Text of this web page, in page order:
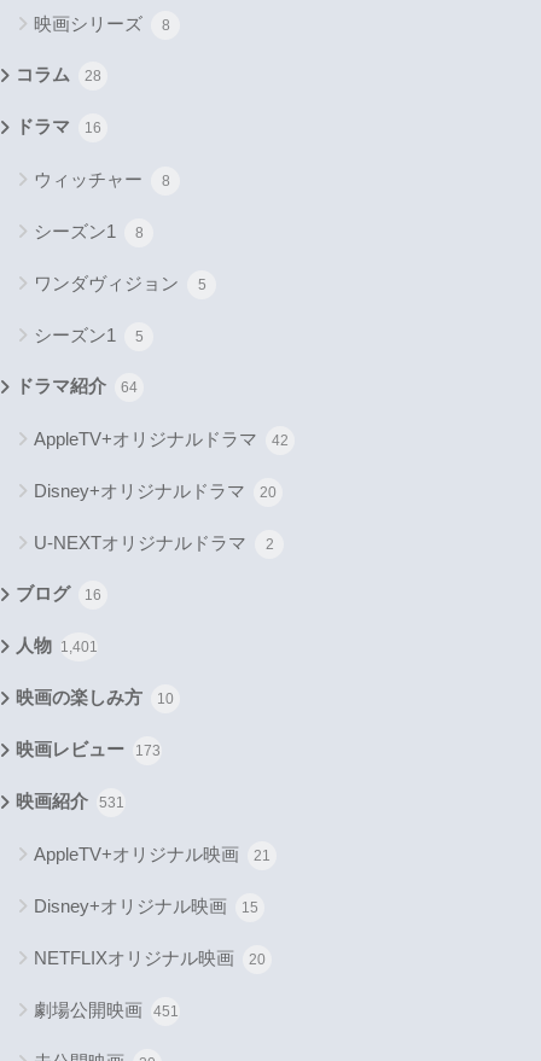
映画シリーズ 8
コラム 28
ドラマ 16
ウィッチャー 8
シーズン1 8
ワンダヴィジョン 5
シーズン1 5
ドラマ紹介 64
AppleTV+オリジナルドラマ 42
Disney+オリジナルドラマ 20
U-NEXTオリジナルドラマ 2
ブログ 16
人物 1,401
映画の楽しみ方 10
映画レビュー 173
映画紹介 531
AppleTV+オリジナル映画 21
Disney+オリジナル映画 15
NETFLIXオリジナル映画 20
劇場公開映画 451